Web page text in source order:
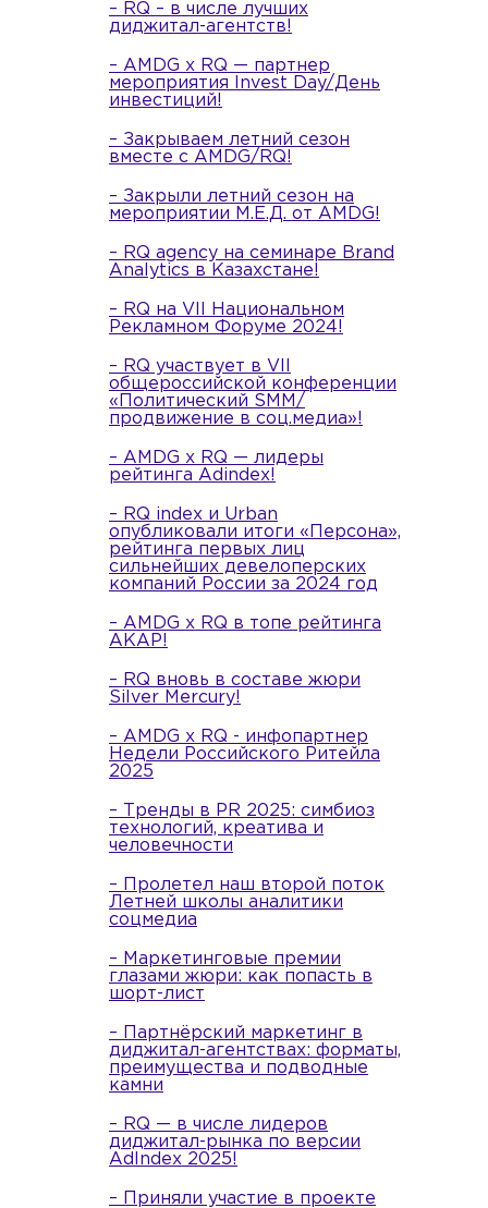
– RQ – в числе лучших
диджитал-агентств!
– AMDG x RQ — партнер
мероприятия Invest Day/День
инвестиций!
– Закрываем летний сезон
вместе с AMDG/RQ!
– Закрыли летний сезон на
мероприятии М.Е.Д. от AMDG!
– RQ agency на семинаре Brand
Analytics в Казахстане!
– RQ на VII Национальном
Рекламном Форуме 2024!
– RQ участвует в VII
общероссийской конференции
«Политический SMM/
продвижение в соц.медиа»!
– AMDG x RQ — лидеры
рейтинга Adindex!
– RQ index и Urban
опубликовали итоги «Персона»,
рейтинга первых лиц
сильнейших девелоперских
компаний России за 2024 год
– AMDG x RQ в топе рейтинга
АКАР!
– RQ вновь в составе жюри
Silver Mercury!
– AMDG x RQ - инфопартнер
Недели Российского Ритейла
2025
– Тренды в PR 2025: симбиоз
технологий, креатива и
человечности
– Пролетел наш второй поток
Летней школы аналитики
соцмедиа
– Маркетинговые премии
глазами жюри: как попасть в
шорт-лист
– Партнёрский маркетинг в
диджитал-агентствах: форматы,
преимущества и подводные
камни
– RQ — в числе лидеров
диджитал-рынка по версии
AdIndex 2025!
– Приняли участие в проекте